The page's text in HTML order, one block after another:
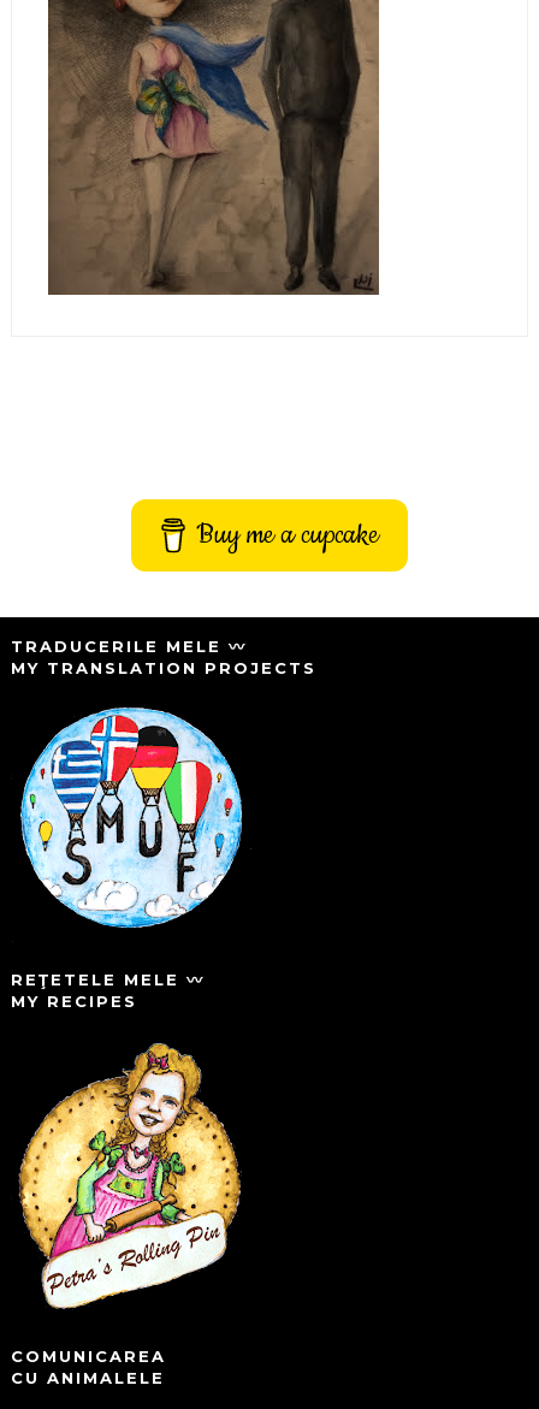
Buy me a cupcake
TRADUCERILE MELE 〰️
MY TRANSLATION PROJECTS
REŢETELE MELE 〰️
MY RECIPES
COMUNICAREA
CU ANIMALELE